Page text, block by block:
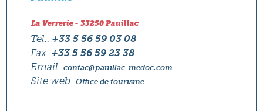
La Verrerie - 33250 Pauillac
Tel.: +33 5 56 59 03 08
Fax: +33 5 56 59 23 38
Email: contac@pauillac-medoc.com
Site web: Office de tourisme